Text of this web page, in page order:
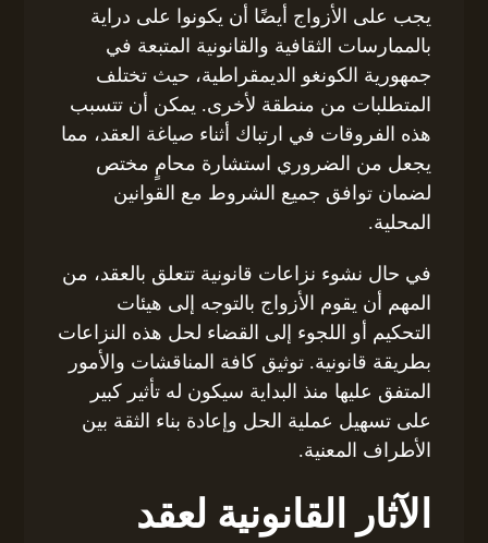
يجب على الأزواج أيضًا أن يكونوا على دراية
بالممارسات الثقافية والقانونية المتبعة في
جمهورية الكونغو الديمقراطية، حيث تختلف
المتطلبات من منطقة لأخرى. يمكن أن تتسبب
هذه الفروقات في ارتباك أثناء صياغة العقد، مما
يجعل من الضروري استشارة محامٍ مختص
لضمان توافق جميع الشروط مع القوانين
المحلية.
في حال نشوء نزاعات قانونية تتعلق بالعقد، من
المهم أن يقوم الأزواج بالتوجه إلى هيئات
التحكيم أو اللجوء إلى القضاء لحل هذه النزاعات
بطريقة قانونية. توثيق كافة المناقشات والأمور
المتفق عليها منذ البداية سيكون له تأثير كبير
على تسهيل عملية الحل وإعادة بناء الثقة بين
الأطراف المعنية.
الآثار القانونية لعقد